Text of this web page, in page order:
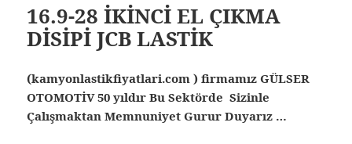
16.9-28 İKİNCİ EL ÇIKMA
DİSİPİ JCB LASTİK
(kamyonlastikfiyatlari.com ) firmamız GÜLSER
OTOMOTİV 50 yıldır Bu Sektörde Sizinle
Çalışmaktan Memnuniyet Gurur Duyarız …